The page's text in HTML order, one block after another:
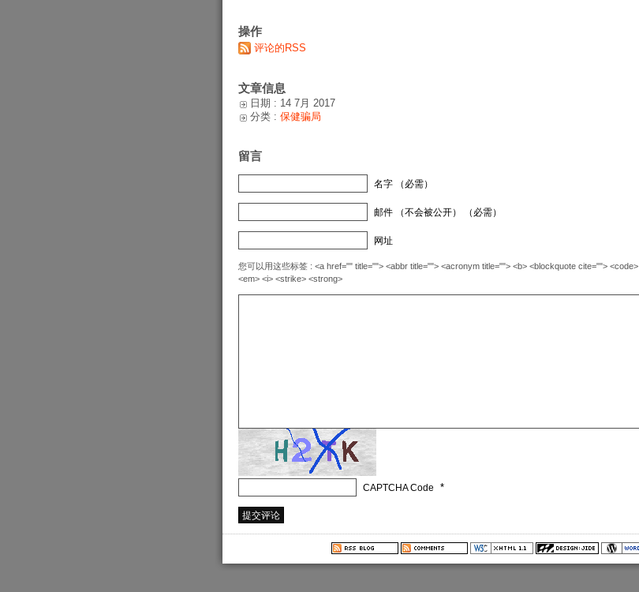
操作
评论的RSS
文章信息
日期 : 14 7月 2017
分类 : 保健骗局
留言
名字 （必需）
邮件 （不会被公开） （必需）
网址
您可以用这些标签 : <a href="" title=""> <abbr title=""> <acronym title=""> <b> <blockquote cite=""> <code>
<em> <i> <strike> <strong>
CAPTCHA Code *